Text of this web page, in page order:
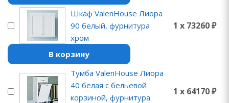
Шкаф ValenHouse Лиора
90 белый, фурнитура
хром
1 x 73260 ₽
В корзину
Тумба ValenHouse Лиора
40 белая с бельевой
корзиной, фурнитура
1 x 64170 ₽